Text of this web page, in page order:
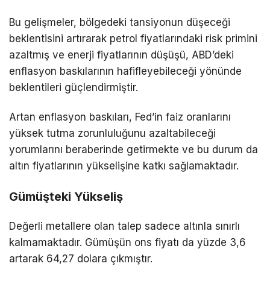
Bu gelişmeler, bölgedeki tansiyonun düşeceği
beklentisini artırarak petrol fiyatlarındaki risk primini
azaltmış ve enerji fiyatlarının düşüşü, ABD’deki
enflasyon baskılarının hafifleyebileceği yönünde
beklentileri güçlendirmiştir.
Artan enflasyon baskıları, Fed’in faiz oranlarını
yüksek tutma zorunluluğunu azaltabileceği
yorumlarını beraberinde getirmekte ve bu durum da
altın fiyatlarının yükselişine katkı sağlamaktadır.
Gümüşteki Yükseliş
Değerli metallere olan talep sadece altınla sınırlı
kalmamaktadır. Gümüşün ons fiyatı da yüzde 3,6
artarak 64,27 dolara çıkmıştır.